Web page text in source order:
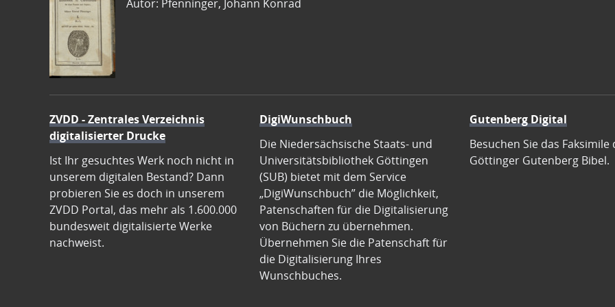
Autor: Pfenninger, Johann Konrad
ZVDD - Zentrales Verzeichnis
digitalisierter Drucke
Ist Ihr gesuchtes Werk noch nicht in
unserem digitalen Bestand? Dann
probieren Sie es doch in unserem
ZVDD Portal, das mehr als 1.600.000
bundesweit digitalisierte Werke
nachweist.
DigiWunschbuch
Die Niedersächsische Staats- und
Universitätsbibliothek Göttingen
(SUB) bietet mit dem Service
„DigiWunschbuch” die Möglichkeit,
Patenschaften für die Digitalisierung
von Büchern zu übernehmen.
Übernehmen Sie die Patenschaft für
die Digitalisierung Ihres
Wunschbuches.
Gutenberg Digital
Besuchen Sie das Faksimile
Göttinger Gutenberg Bibel.